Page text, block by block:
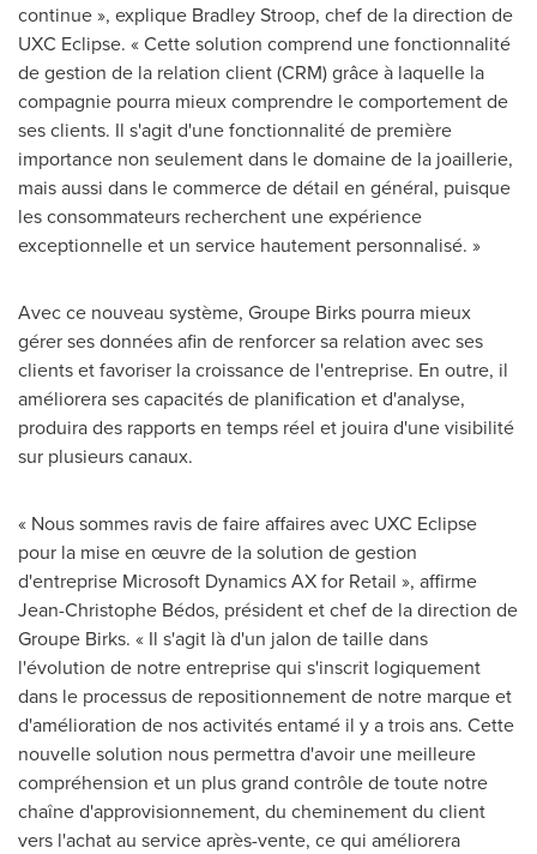
continue », explique Bradley Stroop, chef de la direction de
UXC Eclipse. « Cette solution comprend une fonctionnalité
de gestion de la relation client (CRM) grâce à laquelle la
compagnie pourra mieux comprendre le comportement de
ses clients. Il s'agit d'une fonctionnalité de première
importance non seulement dans le domaine de la joaillerie,
mais aussi dans le commerce de détail en général, puisque
les consommateurs recherchent une expérience
exceptionnelle et un service hautement personnalisé. »
Avec ce nouveau système, Groupe Birks pourra mieux
gérer ses données afin de renforcer sa relation avec ses
clients et favoriser la croissance de l'entreprise. En outre, il
améliorera ses capacités de planification et d'analyse,
produira des rapports en temps réel et jouira d'une visibilité
sur plusieurs canaux.
« Nous sommes ravis de faire affaires avec UXC Eclipse
pour la mise en œuvre de la solution de gestion
d'entreprise Microsoft Dynamics AX for Retail », affirme
Jean-Christophe Bédos, président et chef de la direction de
Groupe Birks. « Il s'agit là d'un jalon de taille dans
l'évolution de notre entreprise qui s'inscrit logiquement
dans le processus de repositionnement de notre marque et
d'amélioration de nos activités entamé il y a trois ans. Cette
nouvelle solution nous permettra d'avoir une meilleure
compréhension et un plus grand contrôle de toute notre
chaîne d'approvisionnement, du cheminement du client
vers l'achat au service après-vente, ce qui améliorera